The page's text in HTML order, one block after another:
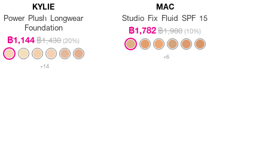
KYLIE
Power Plush Longwear
Foundation
฿1,144฿1,430 (20%)
+14
MAC
Studio Fix Fluid SPF 15
฿1,782฿1,980 (10%)
+6